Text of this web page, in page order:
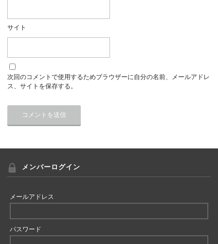
サイト
次回のコメントで使用するためブラウザーに自分の名前、メールアドレ
ス、サイトを保存する。
メンバーログイン
メールアドレス
パスワード